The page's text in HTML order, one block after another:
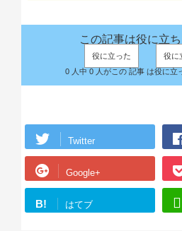
この記事は役に立
役に立った
役に
0 人中 0 人がこの 記事 は役に立
Twitter
Google+
B! はてブ